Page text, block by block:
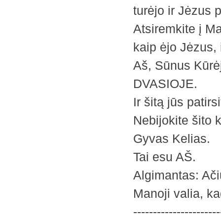
turėjo ir Jėzus
Atsiremkite į
kaip ėjo Jėzus,
Aš, Sūnus
DVASIOJE.
Ir šitą jūs
Nebijokite šito
Gyvas Kelias.
Tai esu AŠ.
Algimantas:
Manoji valia,